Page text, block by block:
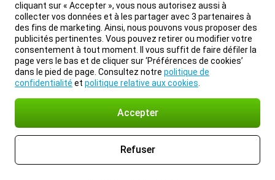
cliquant sur « Accepter », vous nous autorisez aussi à
collecter vos données et à les partager avec 3 partenaires à
des fins de marketing. Ainsi, nous pouvons vous proposer des
publicités pertinentes. Vous pouvez retirer ou modifier votre
consentement à tout moment. Il vous suffit de faire défiler la
page vers le bas et de cliquer sur ‘Préférences de cookies’
dans le pied de page. Consultez notre politique de
confidentialité et politique relative aux cookies
Accepter
Refuser